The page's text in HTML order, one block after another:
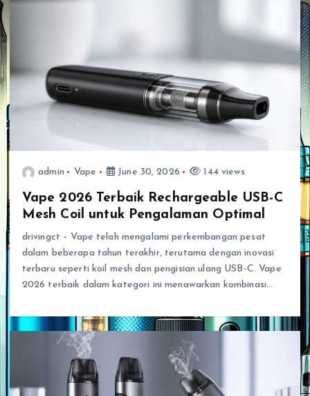
admin Vape June 30, 2026 144 views
Vape 2026 Terbaik Rechargeable USB-C
Mesh Coil untuk Pengalaman Optimal
drivingct – Vape telah mengalami perkembangan pesat
dalam beberapa tahun terakhir, terutama dengan inovasi
terbaru seperti koil mesh dan pengisian ulang USB-C. Vape
2026 terbaik dalam kategori ini menawarkan kombinasi…